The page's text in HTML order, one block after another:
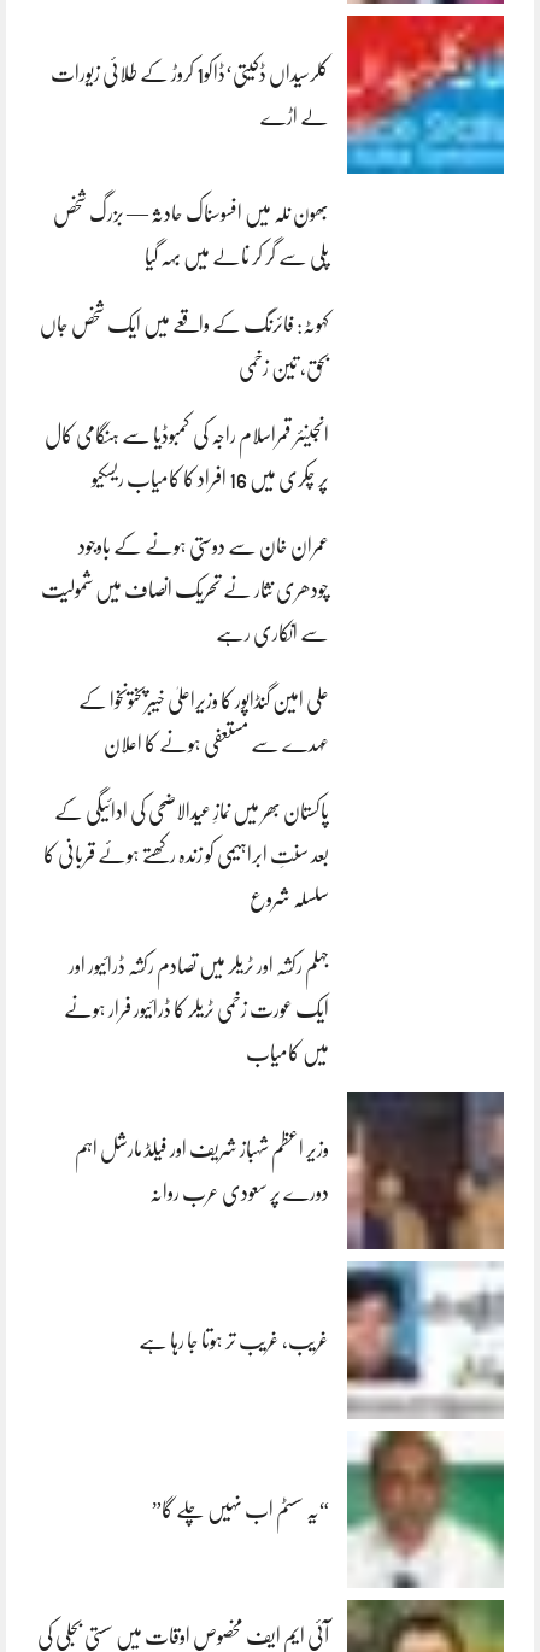
کلرسیداں ڈکیتی‘ڈاکو1 کروڑ کے طلائی زیورات
لے اڑے
بھون نلہ میں افسوسناک حادثہ — بزرگ شخص
پلی سے گر کر نالے میں بہہ گیا
کہوٹہ: فائرنگ کے واقعے میں ایک شخص جاں
بحق، تین زخمی
انجینئر قمراسلام راجہ کی کمبوڈیا سے ہنگامی کال
پر چکری میں 16 افراد کا کامیاب ریسکیو
عمران خان سے دوستی ہونے کے باوجود
چودھری نثار نے تحریک انصاف میں شمولیت
سے انکاری رہے
علی امین گنڈاپور کا وزیراعلیٰ خیبرپختونخوا کے
عہدے سے مستعفی ہونے کا اعلان
پاکستان بھر میں نمازِ عیدالاضحی کی ادائیگی کے
بعد سنتِ ابراہیمی کو زندہ رکھتے ہوئے قربانی کا
سلسلہ شروع
جہلم رکشہ اور ٹریلر میں تصادم رکشہ ڈرائیور اور
ایک عورت زخمی ٹریلر کا ڈرائیور فرار ہونے
میں کامیاب
وزیر اعظم شہباز شریف اور فیلڈ مارشل اہم
دورے پر سعودی عرب روانہ
غریب، غریب تر ہوتا جا رہا ہے
“یہ سسٹم اب نہیں چلے گا”
آئی ایم ایف مخصوص اوقات میں سستی بجلی کی